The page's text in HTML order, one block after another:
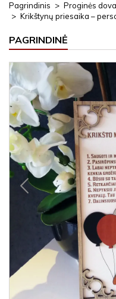
Pagrindinis Proginės
Krikštynų priesaika –
PAGRINDINĖ